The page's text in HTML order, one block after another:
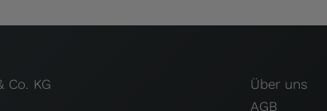
Co. KG
Über uns
AGB